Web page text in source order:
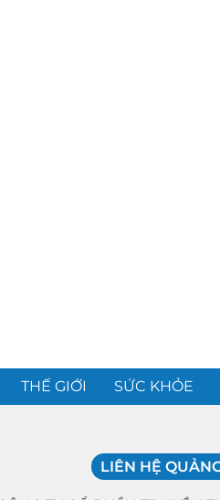
THẾ GIỚI SỨC KHỎE
LIÊN HỆ